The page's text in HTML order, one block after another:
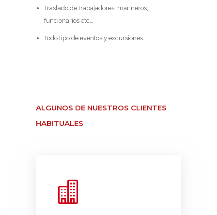
Traslado de trabajadores; marineros,
funcionarios etc…
Todo tipo de eventos y excursiones
ALGUNOS DE NUESTROS CLIENTES
HABITUALES